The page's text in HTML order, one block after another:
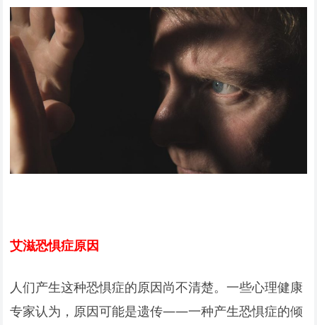
艾滋恐惧症原因
人们产生这种恐惧症的原因尚不清楚。一些心理健康
专家认为，原因可能是遗传——一种产生恐惧症的倾